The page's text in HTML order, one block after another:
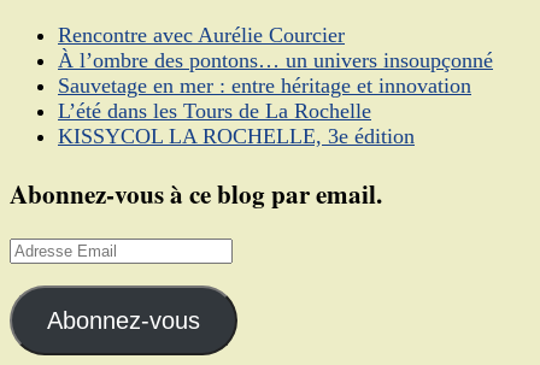
Rencontre avec Aurélie Courcier
À l’ombre des pontons… un univers insoupçonné
Sauvetage en mer : entre héritage et innovation
L’été dans les Tours de La Rochelle
KISSYCOL LA ROCHELLE, 3e édition
Abonnez-vous à ce blog par email.
Adresse
Abonnez-vous